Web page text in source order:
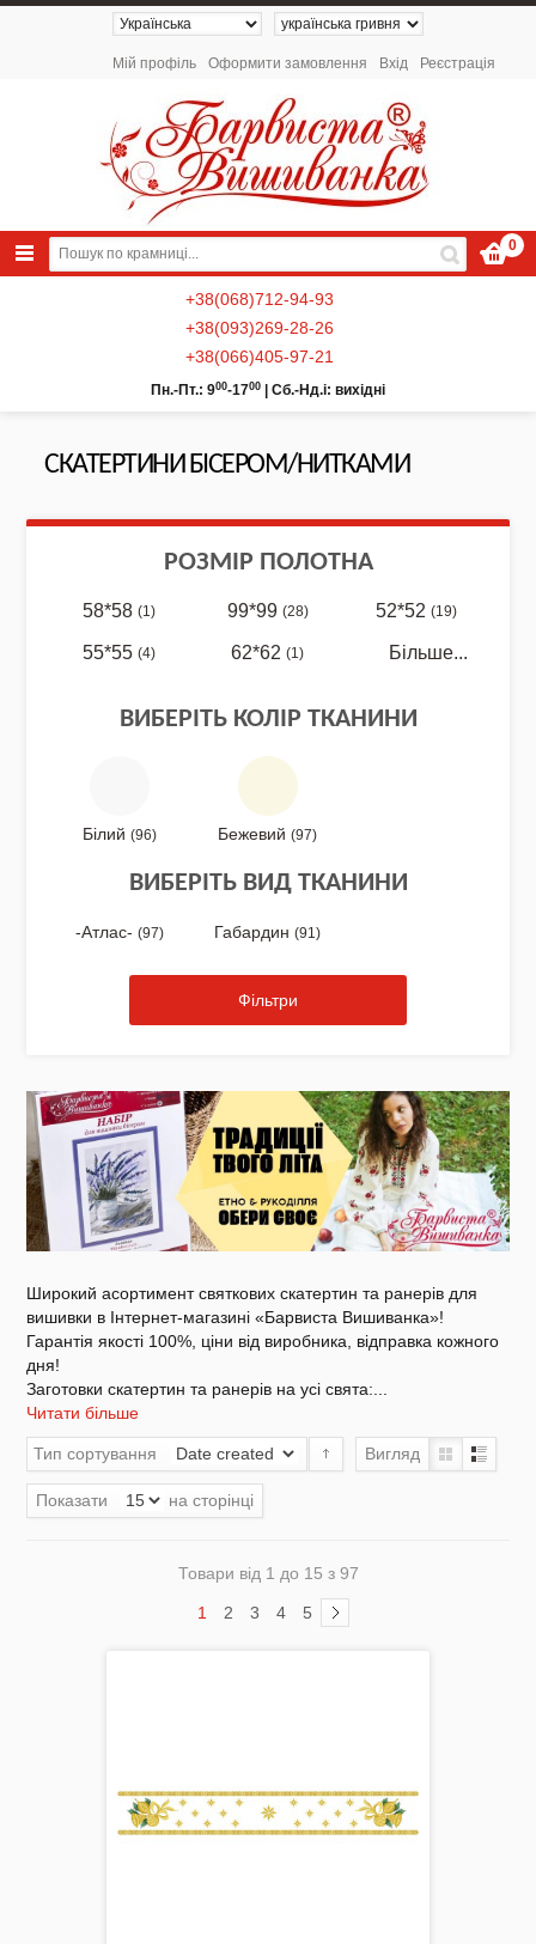
Мій профіль Оформити замовлення Вхід Реєстрація
0
+38(068)712-94-93
+38(093)269-28-26
+38(066)405-97-21
Пн.-Пт.: 900-1700 Сб.-Нд.і: вихідні
NEW 2026 - Колекція «Українські
NEW - Колекція «Шедеври української
культури» / Схеми для вишивки
NEW 2026 - "Українська айдентика -
Акція
Заготовки для вишивки Бісером/Нитками
Готовий одяг / Вишиванки
Набори для Вишивки
Аксесуари Одягу
СКАТЕРТИНИ БІСЕРОМ/НИТКАМИ
Широкий асортимент святкових скатертин та ранерів для
вишивки в Інтернет-магазині «Барвиста Вишиванка»!
Гарантія якості 100%, ціни від виробника, відправка кожного
дня!
Заготовки скатертин та ранерів на усі свята:...
Читати більше
РОЗМІР ПОЛОТНА
58*58(1) 99*99 (28) 52*52(19)
55*55(4) 62*62(1) Більше...
ВИБЕРІТЬ КОЛІР ТКАНИНИ
Білий (96) Бежевий(97)
ВИБЕРІТЬ ВИД ТКАНИНИ
-Атлас- (97) Габардин(91)
Фільтри
Тип сортування Вигляд
Показати на сторінці
Товари від 1 до 15 з 97
1 2 3 4 5